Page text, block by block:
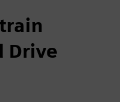
Drive